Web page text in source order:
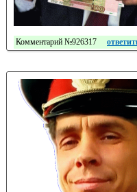
Комментарий №926317